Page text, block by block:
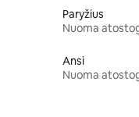
Paryžius
Nuoma
Ansi
Nuoma